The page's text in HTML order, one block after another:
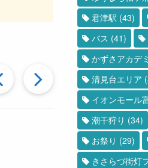
過
去 の
君津駅 (43)
バス (41)
かずさアカデ
清見台エリア
イオンモール
潮干狩り (34)
お祭り (29)
きさらづ街灯